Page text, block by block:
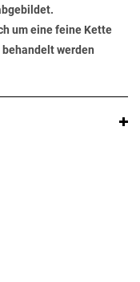
um eine feine Kette
werden